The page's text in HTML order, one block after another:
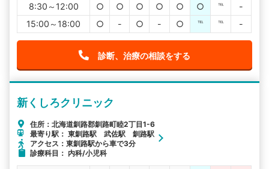
8:30～12:00
○ ○ ○ ○ ○ ○ ℡
-
15:00～18:00
○ - ○ - ○ ℡ ℡ -
診断、治療の相談をする
新くしろクリニック
住所：北海道釧路郡釧路町睦2丁目1-6
最寄り駅： 東釧路駅 武佐駅 釧路駅
アクセス：東釧路駅から車で3分
診療科目： 内科/小児科